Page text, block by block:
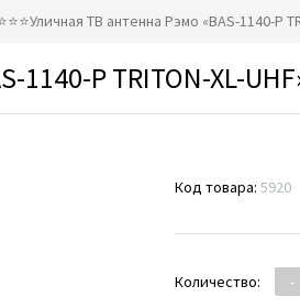
ТВ антенна Рэмо «BAS-1140-
1140-P TRITON-XL-
Код товара:5920
Количество: -